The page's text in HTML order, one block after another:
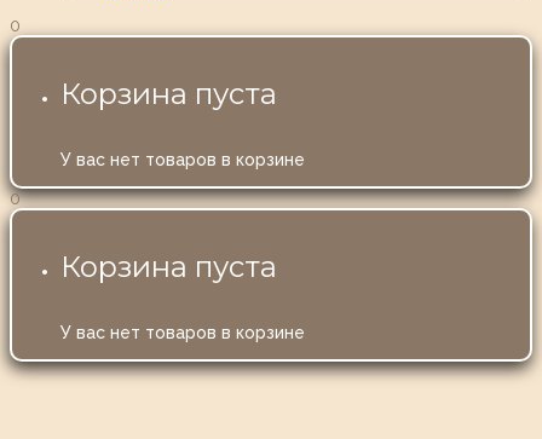
0
Корзина пуста
У вас нет товаров в корзине
0
Корзина пуста
У вас нет товаров в корзине